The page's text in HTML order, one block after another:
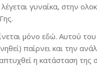
γυναίκα, στην
μόνο εδώ. Αυτού
παίρνει και την
η κατάσταση της